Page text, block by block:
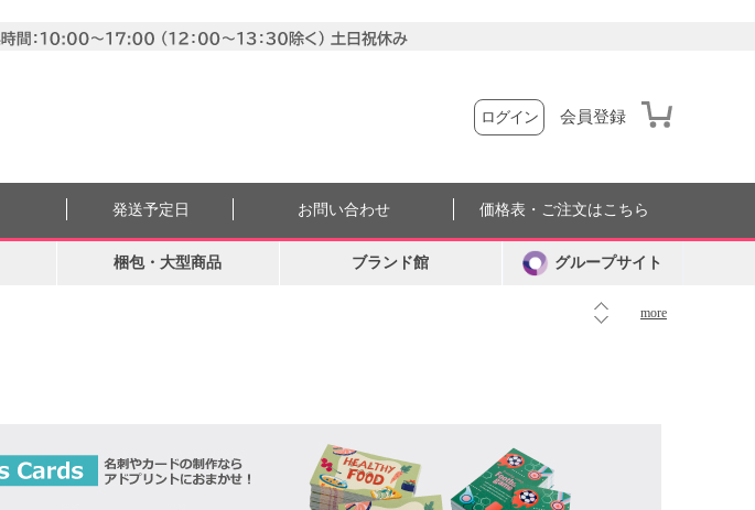
ログイン 会員登録
more
発送予定日 お問い合わせ 価格表・ご注文はこちら
梱包・大型商品 ブランド館 グループサイト